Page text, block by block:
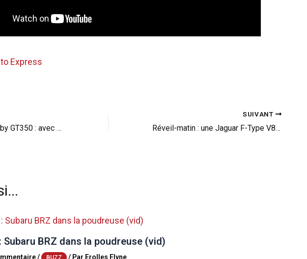
Express
Ford Mustang Shelby GT350 : avec un R comme Radicale ?
SUIVANT
Réveil-matin : une Jaguar F-Type V8 S s’échappe en QuickSilver (vid)
Subaru BRZ dans la poudreuse (vid)
/ BUZZ / Par Erolles Flyne